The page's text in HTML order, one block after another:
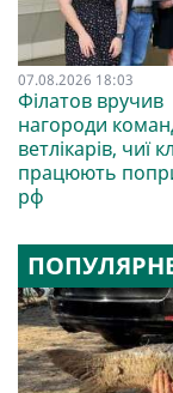
07.08.2026 18:03
Філатов вручив
нагороди
ветлікарів, чиї
працюють
рф